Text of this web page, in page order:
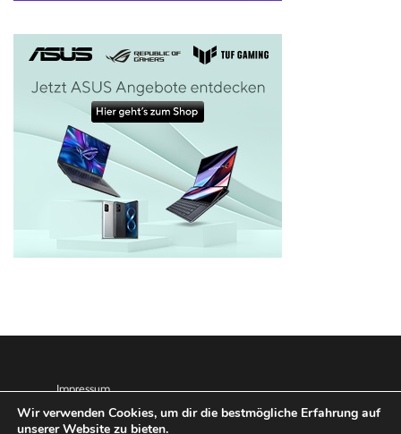
Impressum
Datenschutz
Wir verwenden Cookies, um dir die bestmögliche Erfahrung auf
unserer Website zu bieten.